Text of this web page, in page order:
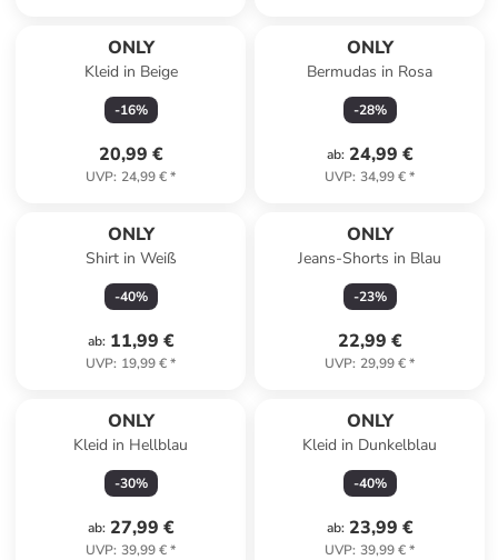
ONLY
Kleid in Beige
-16%
20,99 €
UVP: 24,99 €*
ONLY
Bermudas in Rosa
-28%
ab: 24,99 €
UVP: 34,99 €*
ONLY
Shirt in Weiß
-40%
ab: 11,99 €
UVP: 19,99 €*
ONLY
Jeans-Shorts in Blau
-23%
22,99 €
UVP: 29,99 €*
ONLY
Kleid in Hellblau
-30%
ab: 27,99 €
UVP: 39,99 €*
ONLY
Kleid in Dunkelblau
-40%
ab: 23,99 €
UVP: 39,99 €*